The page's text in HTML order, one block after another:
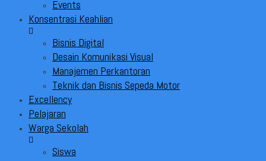
Events
Konsentrasi Keahlian
Bisnis Digital
Desain Komunikasi Visual
Manajemen Perkantoran
Teknik dan Bisnis Sepeda Motor
Excellency
Pelajaran
Warga Sekolah
Siswa